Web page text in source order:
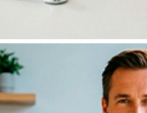
Бесплатное
При оплате наличными полной
выезда —
бесплатное КТГ